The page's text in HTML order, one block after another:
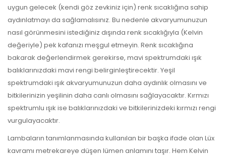
uygun gelecek (kendi göz zevkiniz için) renk sıcaklığına sahip
aydınlatmayı da sağlamalısınız. Bu nedenle akvaryumunuzun
nasıl görünmesini istediğiniz dışında renk sıcaklığıyla (Kelvin
değeriyle) pek kafanızı meşgul etmeyin. Renk sıcaklığına
bakarak değerlendirmek gerekirse, mavi spektrumdaki ışık
balıklarınızdaki mavi rengi belirginleştirecektir. Yeşil
spektrumdaki ışık akvaryumunuzun daha aydınlık olmasını ve
bitkilerinizin yeşilinin daha canlı olmasını sağlayacaktır. Kırmızı
spektrumlu ışık ise balıklarınızdaki ve bitkilerinizdeki kırmızı rengi
vurgulayacaktır.
Lambaların tanımlanmasında kullanılan bir başka ifade olan Lüx
kavramı metrekareye düşen lümen anlamını taşır. Hem Kelvin